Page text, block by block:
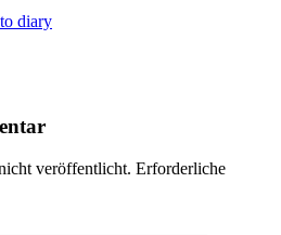
diary
veröffentlicht. Erforderliche